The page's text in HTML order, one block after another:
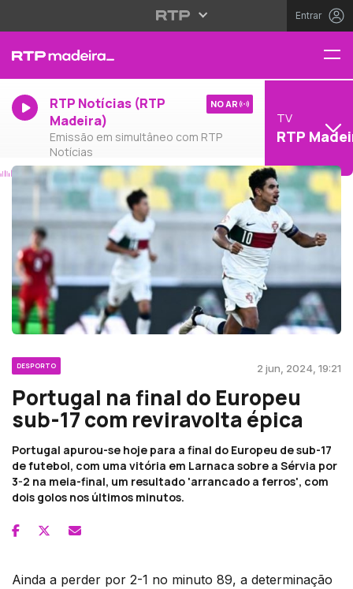
Entrar
RTP Notícias (RTP
Madeira)
Emissão em simultâneo com RTP
Notícias
NO AR
TV
RTP
DESPORTO 2 jun, 2024, 19:21
Portugal na final do Europeu
sub-17 com reviravolta épica
Portugal apurou-se hoje para a final do Europeu de sub-17
de futebol, com uma vitória em Larnaca sobre a Sérvia por
3-2 na meia-final, um resultado 'arrancado a ferros', com
dois golos nos últimos minutos.
Ainda a perder por 2-1 no minuto 89, a determinação